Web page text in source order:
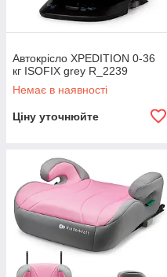
Автокрісло XPEDITION 0-36
кг ISOFIX grey R_2239
Немає в наявності
Ціну уточнюйте